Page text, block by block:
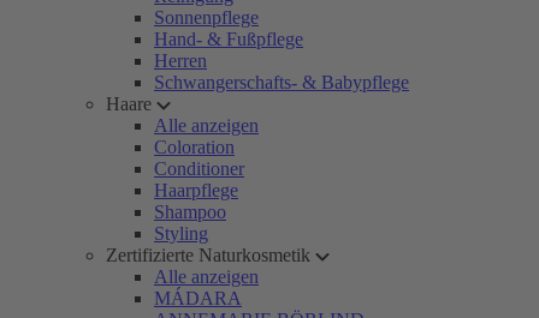
Sonnenpflege
Hand- & Fußpflege
Herren
Schwangerschafts- & Babypflege
Haare
Alle anzeigen
Coloration
Conditioner
Haarpflege
Shampoo
Styling
Zertifizierte Naturkosmetik
Alle anzeigen
MÁDARA